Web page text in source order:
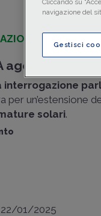
agevolata per
interrogazione
per
solari.
22/01/2025
navigazione del
Gestisci